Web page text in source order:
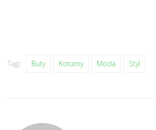
Tagi: Buty Koturny Moda Styl